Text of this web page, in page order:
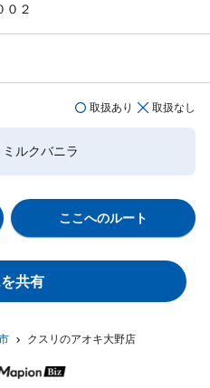
クスリのアオキ大野店
０２
取扱あり 取扱なし
ルクバニラ
ここへのルート
共有